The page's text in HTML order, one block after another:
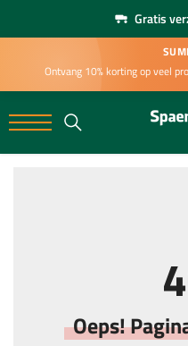
Gratis
Ontvang 10% korting op veel
Oeps!